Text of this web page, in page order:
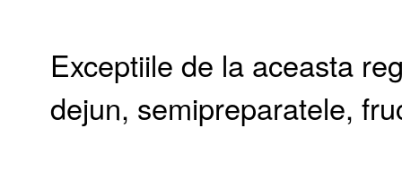
Exceptiile de la aceasta
dejun, semipreparatele,